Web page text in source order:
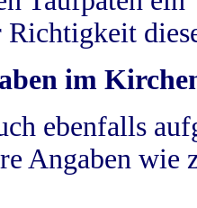
im
ebenfalls
Angaben wie